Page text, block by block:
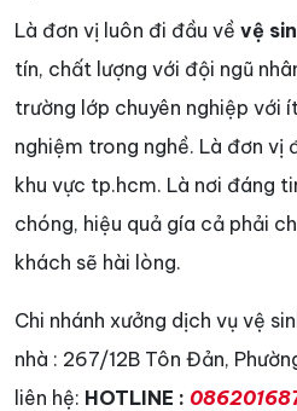
Là đơn vị luôn đi đầu về vệ
tín, chất lượng với đội ngũ
trường lớp chuyên nghiệp với
nghiệm trong nghề. Là đơn
khu vực tp.hcm. Là nơi đáng
chóng, hiệu quả gía cả phải
khách sẽ hài lòng.
Chi nhánh xưởng dịch vụ vệ
nhà : 267/12B Tôn Đản,
liên hệ: HOTLINE :